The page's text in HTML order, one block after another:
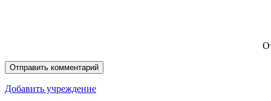
Добавить учреждение